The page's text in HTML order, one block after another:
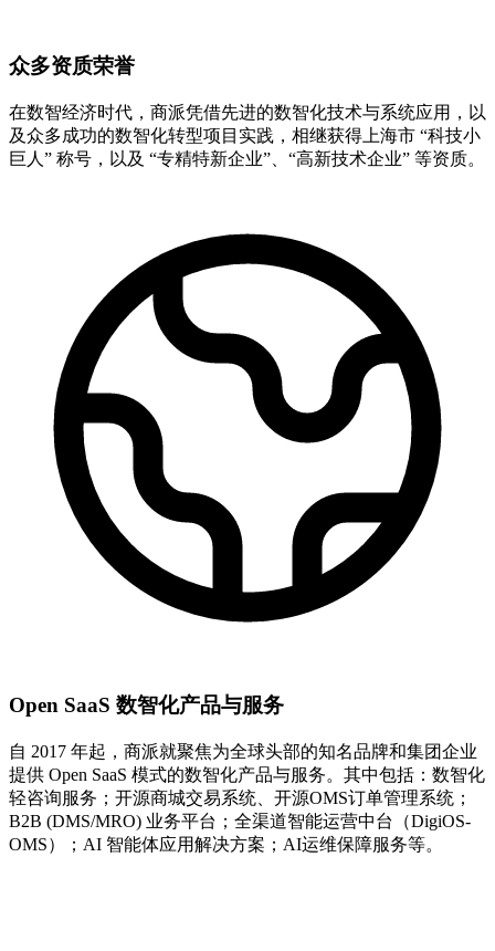
众多资质荣誉
在数智经济时代，商派凭借先进的数智化技术与系统应用，以
及众多成功的数智化转型项目实践，相继获得上海市 “科技小
巨人” 称号，以及 “专精特新企业”、“高新技术企业” 等资质。
Open SaaS 数智化产品与服务
自 2017 年起，商派就聚焦为全球头部的知名品牌和集团企业
提供 Open SaaS 模式的数智化产品与服务。其中包括：数智化
轻咨询服务；开源商城交易系统、开源OMS订单管理系统；
B2B (DMS/MRO) 业务平台；全渠道智能运营中台（DigiOS-
OMS）；AI 智能体应用解决方案；AI运维保障服务等。